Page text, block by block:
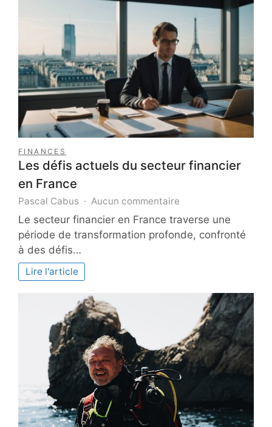
grec
sublimer
votre
intérieur
FINANCES
Les défis actuels du secteur financier
en France
Pascal Cabus Aucun commentaire
défis
actuels
France
Le secteur financier en France traverse une
période de transformation profonde, confronté
à des défis…
Lire l'article